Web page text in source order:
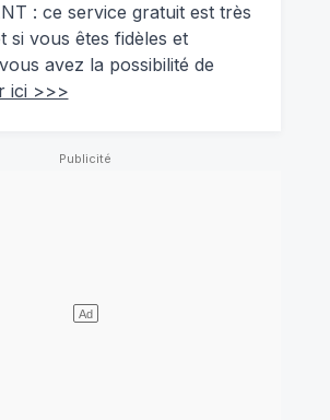
: ce service gratuit est très
si vous êtes fidèles et
avez la possibilité de
ici >>>